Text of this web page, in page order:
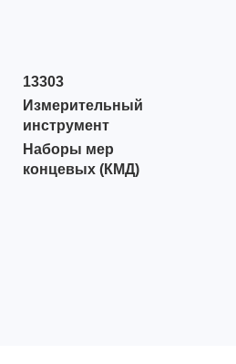
13303
Измерительный
инструмент
Наборы мер
концевых (КМД)